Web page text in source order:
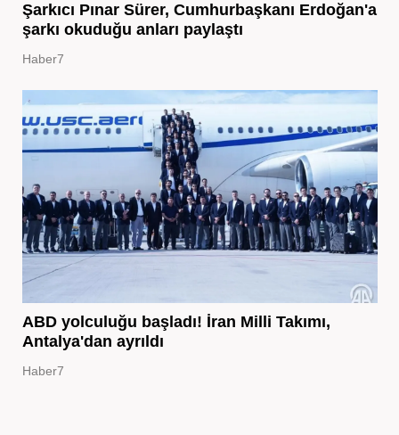
Şarkıcı Pınar Sürer, Cumhurbaşkanı Erdoğan'a
şarkı okuduğu anları paylaştı
Haber7
ABD yolculuğu başladı! İran Milli Takımı,
Antalya'dan ayrıldı
Haber7